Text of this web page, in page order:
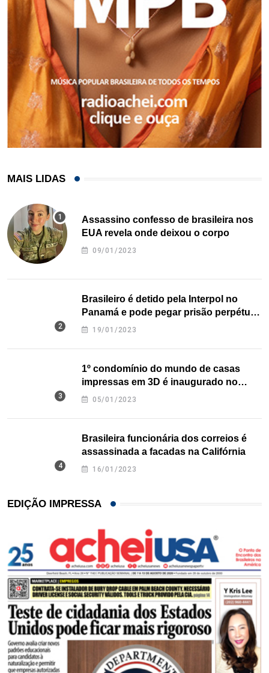
MAIS LIDAS
Assassino confesso de brasileira nos
EUA revela onde deixou o corpo
09/01/2023
Brasileiro é detido pela Interpol no
Panamá e pode pegar prisão perpétua
nos EUA
19/01/2023
1º condomínio do mundo de casas
impressas em 3D é inaugurado no
Texas
05/01/2023
Brasileira funcionária dos correios é
assassinada a facadas na Califórnia
16/01/2023
EDIÇÃO IMPRESSA